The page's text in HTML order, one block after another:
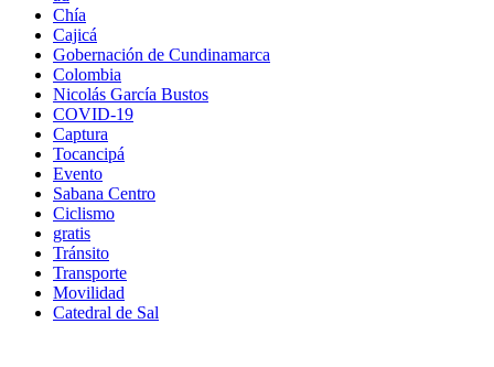
Chía
Cajicá
Gobernación de Cundinamarca
Colombia
Nicolás García Bustos
COVID-19
Captura
Tocancipá
Evento
Sabana Centro
Ciclismo
gratis
Tránsito
Transporte
Movilidad
Catedral de Sal